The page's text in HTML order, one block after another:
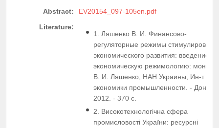
Abstract:
EV20154_097-105en.pdf
Literature:
1. Ляшенко В. И. Финансово-
регуляторные режимы
экономического развития: введение в
экономическую режимологию:
В. И. Ляшенко; НАН Украины, Ин-т
экономики промышленности. - Донецк,
2012. - 370 с.
2. Високотехнологічна сфера
промисловості України: ресурсні